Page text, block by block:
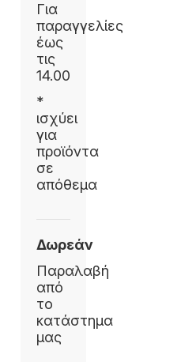
Για
παραγγελίες
έως
τις
14.00
*
ισχύει
για
προϊόντα
σε
απόθεμα
Δωρεάν
Παραλαβή
από
το
κατάστημα
μας